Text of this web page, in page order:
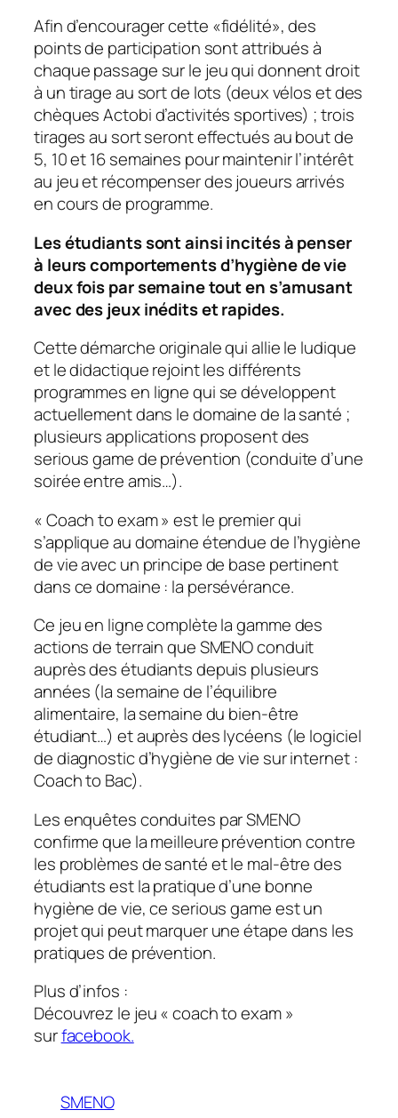
Afin d’encourager cette «fidélité», des
points de participation sont attribués à
chaque passage sur le jeu qui donnent droit
à un tirage au sort de lots (deux vélos et des
chèques Actobi d’activités sportives) ; trois
tirages au sort seront effectués au bout de
5, 10 et 16 semaines pour maintenir l’intérêt
au jeu et récompenser des joueurs arrivés
en cours de programme.
Les étudiants sont ainsi incités à penser
à leurs comportements d’hygiène de vie
deux fois par semaine tout en s’amusant
avec des jeux inédits et rapides.
Cette démarche originale qui allie le ludique
et le didactique rejoint les différents
programmes en ligne qui se développent
actuellement dans le domaine de la santé ;
plusieurs applications proposent des
serious game de prévention (conduite d’une
soirée entre amis…).
«Coach to exam» est le premier qui
s’applique au domaine étendue de l’hygiène
de vie avec un principe de base pertinent
dans ce domaine : la persévérance.
Ce jeu en ligne complète la gamme des
actions de terrain que SMENO conduit
auprès des étudiants depuis plusieurs
années (la semaine de l’équilibre
alimentaire, la semaine du bien-être
étudiant…) et auprès des lycéens (le logiciel
de diagnostic d’hygiène de vie sur internet :
Coach to Bac).
Les enquêtes conduites par SMENO
confirme que la meilleure prévention contre
les problèmes de santé et le mal-être des
étudiants est la pratique d’une bonne
hygiène de vie, ce serious game est un
projet qui peut marquer une étape dans les
pratiques de prévention.
Plus d’infos :
Découvrez le jeu « coach to exam »
surfacebook.
SMENO